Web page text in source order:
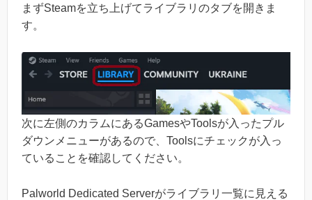
まずSteamを立ち上げてライブラリのタブを開きま
す。
次に左側のカラムにあるGamesやToolsが入ったプル
ダウンメニューがあるので、Toolsにチェックが入っ
ていることを確認してください。
Palworld Dedicated Serverがライブラリ一覧に見える